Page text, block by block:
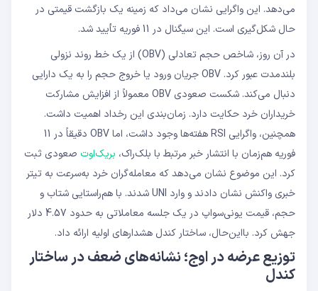
می‌دهد. این واگرایی نشان می‌داد که زمینه یک بازگشت قیمتی در
حال شکل‌گیری است. این سیگنال در 11 فوریه تأیید شد.
در آن روز، شاخص حجم تعادلی (OBV) از یک خط روند نزولی
بلندمدت عبور کرد. OBV جریان ورود یا خروج حجم را به یک دارایی
دنبال می‌کند. شکست صعودی OBV معمولاً از افزایش مشارکت
خریداران خرد حکایت دارد. زمان‌بندی این رخداد اهمیت داشت.
همچنین، واگرایی RSI هفته‌ها وجود داشت، اما OBV دقیقاً در 11
فوریه هم‌زمان با انتشار خبر مرتبط با بلک‌راک، بریک‌اوت صعودی ثبت
کرد. این موضوع نشان می‌دهد که معامله‌گران خرد به‌سرعت به تیتر
خبری واکنش نشان دادند و وارد UNI شدند. با هم‌راستایی شتاب و
حجم، قیمت یونی‌سواپ در یک جلسه معاملاتی به حدود 4.57 دلار
جهش کرد. بااین‌حال، ساختار کندل هشدارهای اولیه ارائه داد.
توزیع عرضه در اوج؛ نشانه‌های ضعف در ساختار
کندل